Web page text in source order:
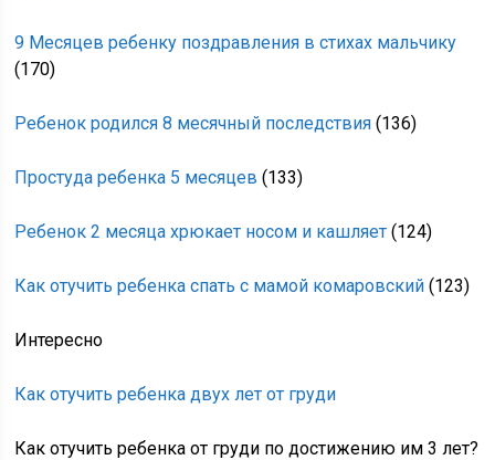
9 Месяцев ребенку поздравления в стихах мальчику
(170)
Ребенок родился 8 месячный последствия (136)
Простуда ребенка 5 месяцев (133)
Ребенок 2 месяца хрюкает носом и кашляет (124)
Как отучить ребенка спать с мамой комаровский (123)
Интересно
Как отучить ребенка двух лет от груди
Как отучить ребенка от груди по достижению им 3 лет?